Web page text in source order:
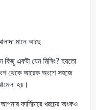
মানে আছে
কিছু একটা যেন মিসিং? হয়তো
থেকে আরেক অংশে সহজে
হয়।
ফার্নিচারে খরচের অংকও